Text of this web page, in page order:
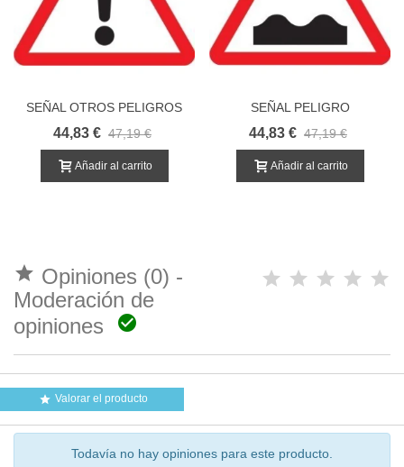
SEÑAL OTROS PELIGROS
44,83 € 47,19 €
Añadir al carrito
SEÑAL PELIGRO
PAVIMENTO IRREGULAR
44,83 € 47,19 €
Añadir al carrito
 Opiniones (0) -
Moderación de
opiniones

 Valorar el producto
Todavía no hay opiniones para este producto.